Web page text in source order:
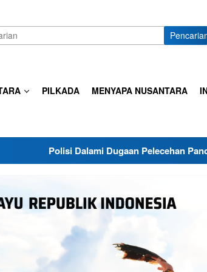
PILKADA MENYAPA NUSANTARA
Dalami Dugaan Pelecehan Pancasila di